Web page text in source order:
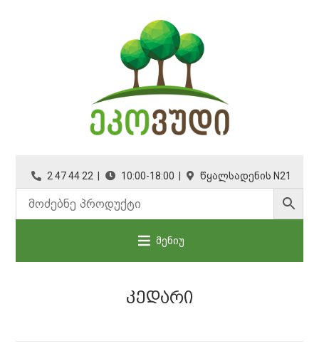
2 47 44 22 | 10:00-18:00 | წყალსადენის N21
მენიუ
ᲙᲔᲓᲐᲠᲘ